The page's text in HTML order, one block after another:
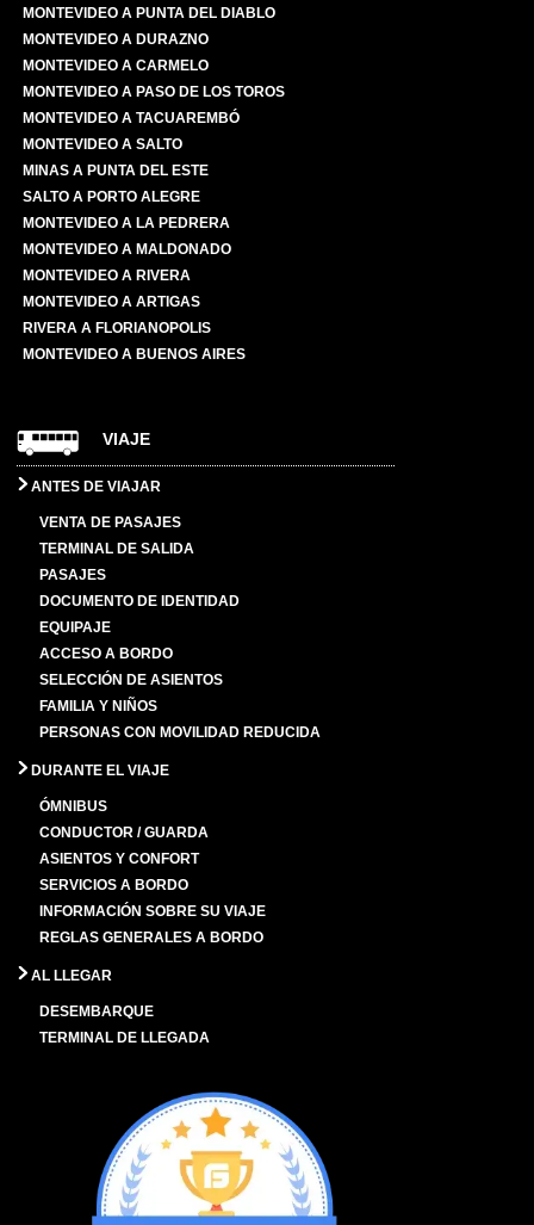
MONTEVIDEO A PUNTA DEL DIABLO
MONTEVIDEO A DURAZNO
MONTEVIDEO A CARMELO
MONTEVIDEO A PASO DE LOS TOROS
MONTEVIDEO A TACUAREMBÓ
MONTEVIDEO A SALTO
MINAS A PUNTA DEL ESTE
SALTO A PORTO ALEGRE
MONTEVIDEO A LA PEDRERA
MONTEVIDEO A MALDONADO
MONTEVIDEO A RIVERA
MONTEVIDEO A ARTIGAS
RIVERA A FLORIANOPOLIS
MONTEVIDEO A BUENOS AIRES
VIAJE
ANTES DE VIAJAR
VENTA DE PASAJES
TERMINAL DE SALIDA
PASAJES
DOCUMENTO DE IDENTIDAD
EQUIPAJE
ACCESO A BORDO
SELECCIÓN DE ASIENTOS
FAMILIA Y NIÑOS
PERSONAS CON MOVILIDAD REDUCIDA
DURANTE EL VIAJE
ÓMNIBUS
CONDUCTOR / GUARDA
ASIENTOS Y CONFORT
SERVICIOS A BORDO
INFORMACIÓN SOBRE SU VIAJE
REGLAS GENERALES A BORDO
AL LLEGAR
DESEMBARQUE
TERMINAL DE LLEGADA